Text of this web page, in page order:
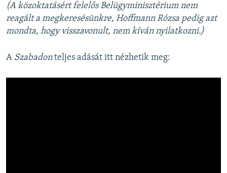
(A közoktatásért felelős Belügyminisztérium nem
reagált a megkeresésünkre, Hoffmann Rózsa pedig azt
mondta, hogy visszavonult, nem kíván nyilatkozni.)
A Szabadonteljes adását itt nézhetik meg: